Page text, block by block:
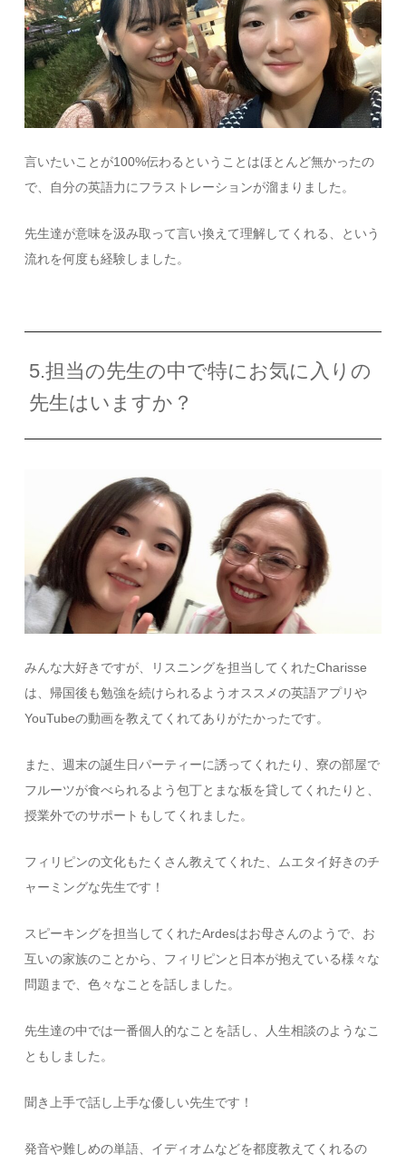
言いたいことが100%伝わるということはほとんど無かったの
で、自分の英語力にフラストレーションが溜まりました。
先生達が意味を汲み取って言い換えて理解してくれる、という
流れを何度も経験しました。
5.担当の先生の中で特にお気に入りの
先生はいますか？
みんな大好きですが、リスニングを担当してくれたCharisse
は、帰国後も勉強を続けられるようオススメの英語アプリや
YouTubeの動画を教えてくれてありがたかったです。
また、週末の誕生日パーティーに誘ってくれたり、寮の部屋で
フルーツが食べられるよう包丁とまな板を貸してくれたりと、
授業外でのサポートもしてくれました。
フィリピンの文化もたくさん教えてくれた、ムエタイ好きのチ
ャーミングな先生です！
スピーキングを担当してくれたArdesはお母さんのようで、お
互いの家族のことから、フィリピンと日本が抱えている様々な
問題まで、色々なことを話しました。
先生達の中では一番個人的なことを話し、人生相談のようなこ
ともしました。
聞き上手で話し上手な優しい先生です！
発音や難しめの単語、イディオムなどを都度教えてくれるの